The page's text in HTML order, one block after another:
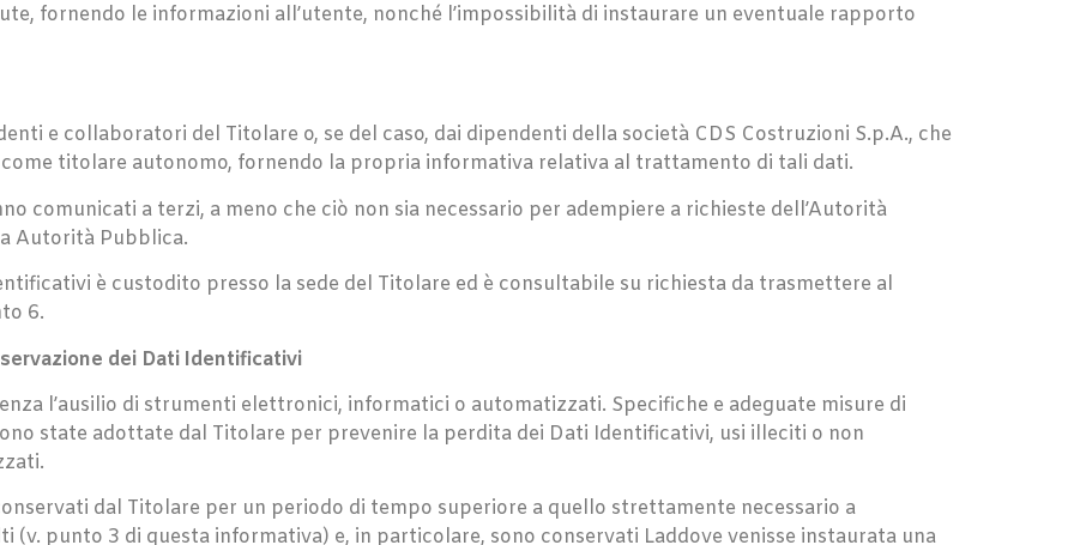
fornendo le informazioni all’utente, nonché l’impossibilità di instaurare un eventuale rapporto
e collaboratori del Titolare o, se del caso, dai dipendenti della società CDS Costruzioni S.p.A., che
titolare autonomo, fornendo la propria informativa relativa al trattamento di tali dati.
comunicati a terzi, a meno che ciò non sia necessario per adempiere a richieste dell’Autorità
Autorità Pubblica.
è custodito presso la sede del Titolare ed è consultabile su richiesta da trasmettere al
6.
dei Dati Identificativi
l’ausilio di strumenti elettronici, informatici o automatizzati. Specifiche e adeguate misure di
state adottate dal Titolare per prevenire la perdita dei Dati Identificativi, usi illeciti o non
dal Titolare per un periodo di tempo superiore a quello strettamente necessario a
(v. punto 3 di questa informativa) e, in particolare, sono conservati Laddove venisse instaurata una